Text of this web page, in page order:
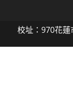
校址：970花